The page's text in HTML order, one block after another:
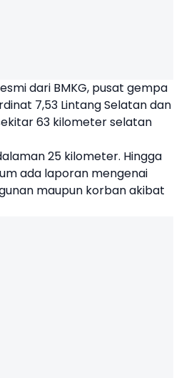
dari BMKG, pusat gempa
7,53 Lintang Selatan dan
63 kilometer selatan
25 kilometer. Hingga
ada laporan mengenai
maupun korban akibat